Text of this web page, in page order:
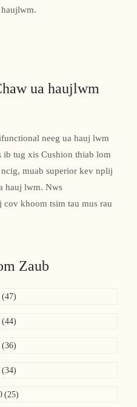
ua haujlwm
neeg ua hauj lwm
ib tug xis Cushion thiab lom
muab superior kev nplij
hauj lwm. Nws
khoom tsim tau mus rau
Zaub